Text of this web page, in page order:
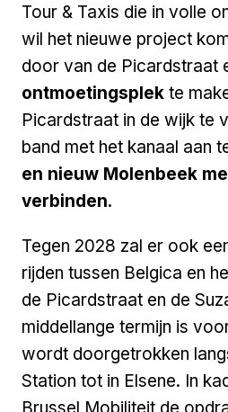
Tour & Taxis die in volle
wil het nieuwe project
door van de Picardstraat
ontmoetingsplek te
Picardstraat in de wijk te
band met het kanaal aan
en nieuw Molenbeek
verbinden.
Tegen 2028 zal er ook
rijden tussen Belgica en
de Picardstraat en de
middellange termijn is
wordt doorgetrokken
Station tot in Elsene. In